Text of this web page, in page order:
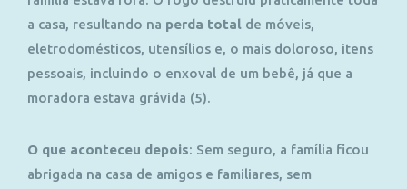
a casa, resultando na perda total de móveis,
eletrodomésticos, utensílios e, o mais doloroso, itens
pessoais, incluindo o enxoval de um bebê, já que a
moradora estava grávida (5).
O que aconteceu depois: Sem seguro, a família ficou
abrigada na casa de amigos e familiares, sem